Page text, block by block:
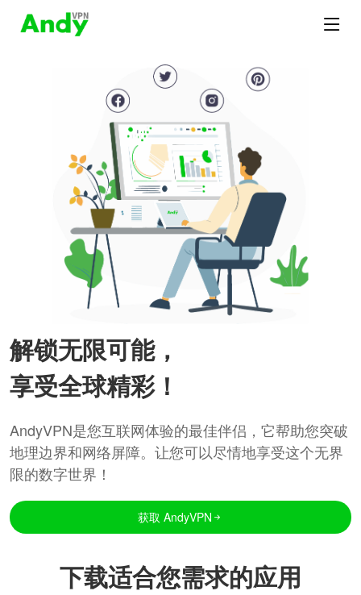
解锁无限可能，
享受全球精彩！
AndyVPN是您互联网体验的最佳伴侣，它帮助您突破
地理边界和网络屏障。让您可以尽情地享受这个无界
限的数字世界！
获取 AndyVPN
下载适合您需求的应用